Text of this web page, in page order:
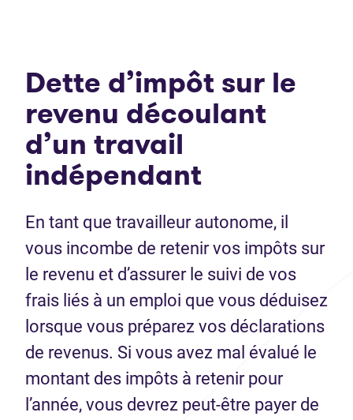
Dette d’impôt sur le
revenu découlant
d’un travail
indépendant
En tant que travailleur autonome, il
vous incombe de retenir vos impôts sur
le revenu et d’assurer le suivi de vos
frais liés à un emploi que vous déduisez
lorsque vous préparez vos déclarations
de revenus. Si vous avez mal évalué le
montant des impôts à retenir pour
l’année, vous devrez peut-être payer de